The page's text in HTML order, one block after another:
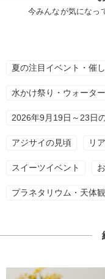
今みんなが気になっ
夏の注目イベント・催
水かけ祭り・ウォータ
2026年9月19日～23日
アジサイの見頃 リ
スイーツイベント
プラネタリウム・天体